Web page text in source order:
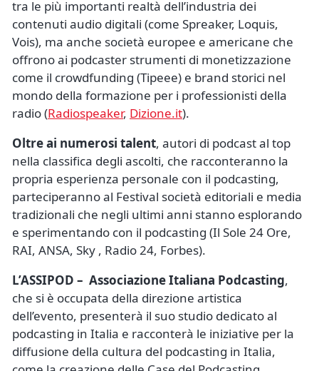
tra le più importanti realtà dell’industria dei
contenuti audio digitali (come Spreaker, Loquis,
Vois), ma anche società europee e americane che
offrono ai podcaster strumenti di monetizzazione
come il crowdfunding (Tipeee) e brand storici nel
mondo della formazione per i professionisti della
radio (Radiospeaker, Dizione.it).
Oltre ai numerosi talent, autori di podcast al top
nella classifica degli ascolti, che racconteranno la
propria esperienza personale con il podcasting,
parteciperanno al Festival società editoriali e media
tradizionali che negli ultimi anni stanno esplorando
e sperimentando con il podcasting (Il Sole 24 Ore,
RAI, ANSA, Sky , Radio 24, Forbes).
L’ASSIPOD – Associazione Italiana Podcasting,
che si è occupata della direzione artistica
dell’evento, presenterà il suo studio dedicato al
podcasting in Italia e racconterà le iniziative per la
diffusione della cultura del podcasting in Italia,